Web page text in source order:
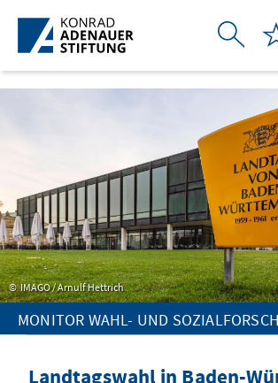
Skip to Main Content
IMAGO / Arnulf Hettrich
MONITOR WAHL- UND